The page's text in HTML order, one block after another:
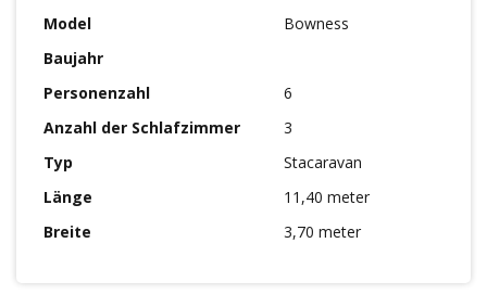
Model
Bowness
Baujahr
Personenzahl
6
Anzahl der Schlafzimmer
3
Typ
Stacaravan
Länge
11,40 meter
Breite
3,70 meter